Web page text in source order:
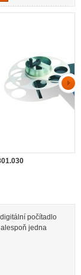
počítadlo
jedna